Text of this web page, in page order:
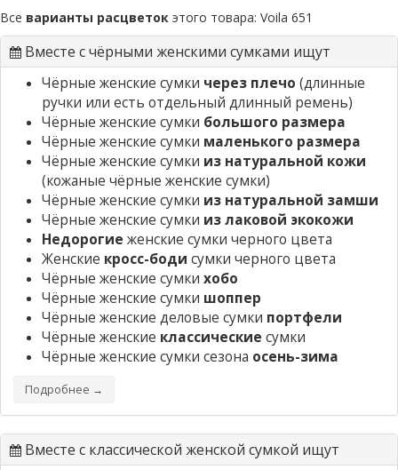
Все варианты расцветок этого товара: Voila 651
Вместе с чёрными женскими сумками ищут
Чёрные женские сумки через плечо (длинные
ручки или есть отдельный длинный ремень)
Чёрные женские сумки большого размера
Чёрные женские сумки маленького размера
Чёрные женские сумки из натуральной кожи
(кожаные чёрные женские сумки)
Чёрные женские сумки из натуральной замши
Чёрные женские сумки из лаковой экокожи
Недорогие женские сумки черного цвета
Женские кросс-боди сумки черного цвета
Чёрные женские сумки хобо
Чёрные женские сумки шоппер
Чёрные женские деловые сумки портфели
Чёрные женские классические сумки
Чёрные женские сумки сезона осень-зима
Подробнее →
Вместе с классической женской сумкой ищут